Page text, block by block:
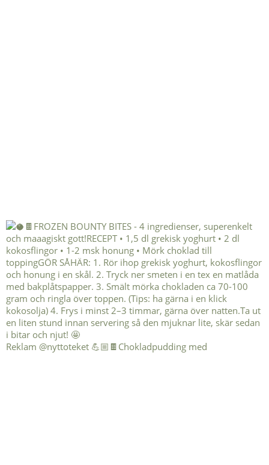
Reklam @nyttoteket 💪🏼🍫Chokladpudding med